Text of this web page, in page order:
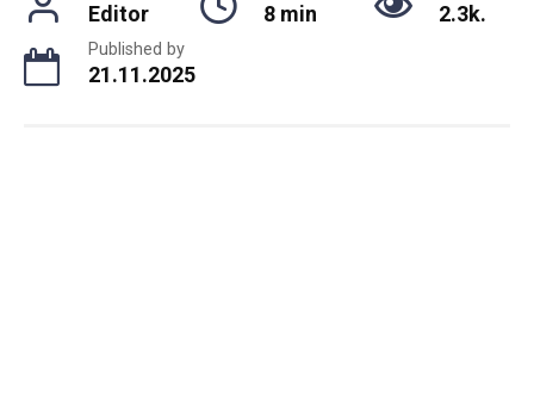
Editor 8 min 2.3k.
Published by
21.11.2025